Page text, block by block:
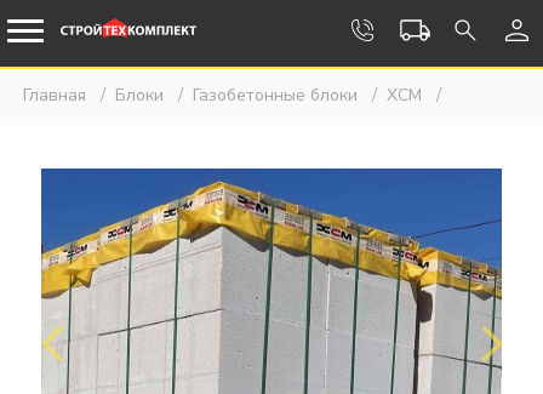
Главная Блоки Газобетонные блоки ХСМ